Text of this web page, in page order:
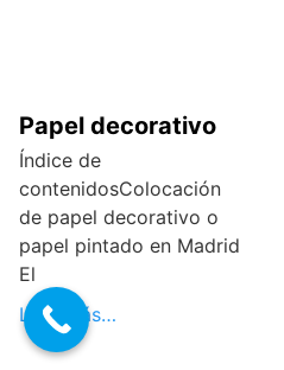
Papel decorativo
Índice de
contenidosColocación
de papel decorativo o
papel pintado en Madrid
El
Leer más…